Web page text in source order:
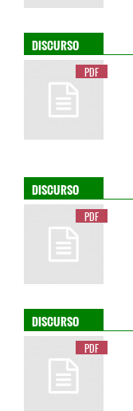
DISCURSO
PDF
DISCURSO
PDF
DISCURSO
PDF